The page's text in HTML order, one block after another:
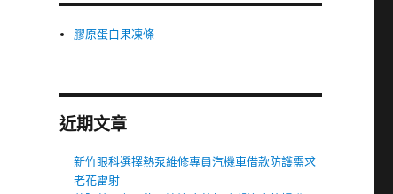
膠原蛋白果凍條
近期文章
新竹眼科選擇熱泵維修專員汽機車借款防護需求
老花雷射